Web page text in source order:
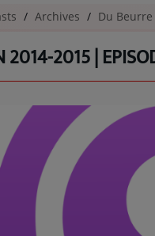
Archives Du
2014-2015 |